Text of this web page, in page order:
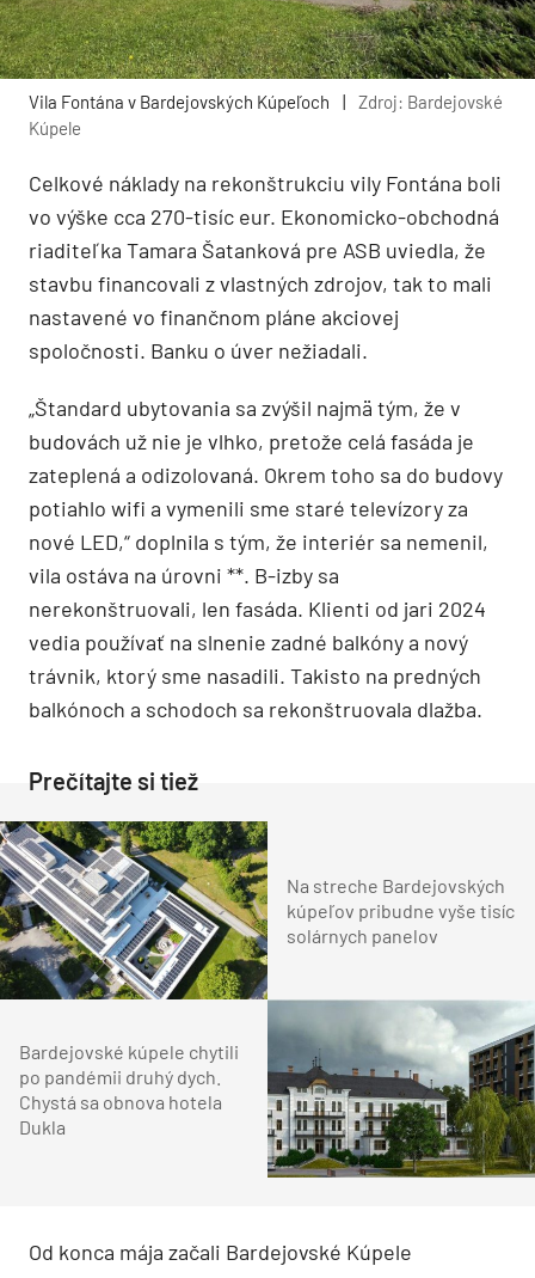
Vila Fontána v Bardejovských Kúpeľoch |
Zdroj: Bardejovské
Kúpele
Celkové náklady na rekonštrukciu vily Fontána boli
vo výške cca 270-tisíc eur. Ekonomicko-obchodná
riaditeľka Tamara Šatanková pre ASB uviedla, že
stavbu financovali z vlastných zdrojov, tak to mali
nastavené vo finančnom pláne akciovej
spoločnosti. Banku o úver nežiadali.
„Štandard ubytovania sa zvýšil najmä tým, že v
budovách už nie je vlhko, pretože celá fasáda je
zateplená a odizolovaná. Okrem toho sa do budovy
potiahlo wifi a vymenili sme staré televízory za
nové LED,“ doplnila s tým, že interiér sa nemenil,
vila ostáva na úrovni **. B-izby sa
nerekonštruovali, len fasáda. Klienti od jari 2024
vedia používať na slnenie zadné balkóny a nový
trávnik, ktorý sme nasadili. Takisto na predných
balkónoch a schodoch sa rekonštruovala dlažba.
Prečítajte si tiež
Na streche Bardejovských
kúpeľov pribudne vyše tisíc
solárnych panelov
Bardejovské kúpele chytili
po pandémii druhý dych.
Chystá sa obnova hotela
Dukla
Od konca mája začali Bardejovské Kúpele